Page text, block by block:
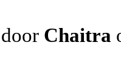
Chaitra